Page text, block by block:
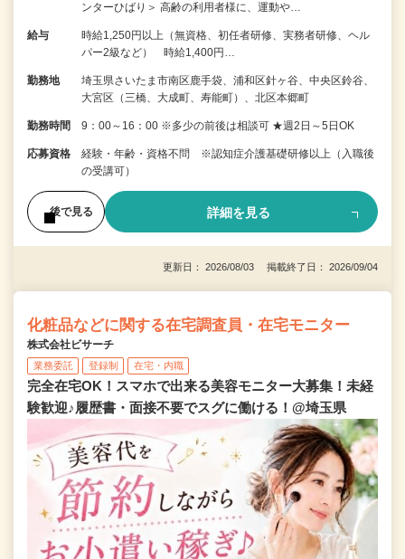
ンターひばり＞ 高齢の利用者様に、運動や…
給与
時給1,250円以上（無資格、初任者研修、実務者研修、ヘル
パー2級など） 時給1,400円…
勤務地
埼玉県さいたま市南区鹿手袋、浦和区針ヶ谷、中央区鈴谷、
大宮区（三橋、大成町、寿能町）、北区本郷町
勤務時間 9：00～16：00 ※多少の前後は相談可 ★週2日～5日OK
応募資格
経験・年齢・資格不問 ※認知症介護基礎研修以上（入職後
の受講可）
後で見る 詳細を見る
更新日： 2026/08/03 掲載終了日： 2026/09/04
化粧品などに関する在宅調査員・在宅モニター
株式会社ビサーチ
業務委託 登録制 在宅・内職
完全在宅OK！スマホで出来る美容モニター大募集！未経
験歓迎♪履歴書・面接不要でスグに働ける！@埼玉県